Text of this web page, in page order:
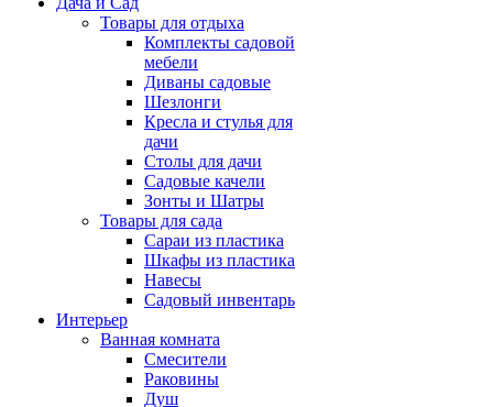
Товары для отдыха
Комплекты садовой
мебели
Диваны садовые
Шезлонги
Кресла и стулья для
дачи
Столы для дачи
Садовые качели
Зонты и Шатры
Товары для сада
Сараи из пластика
Шкафы из пластика
Навесы
Садовый инвентарь
Интерьер
Ванная комната
Смесители
Раковины
Душ